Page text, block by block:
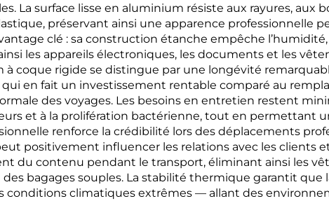
La surface lisse en aluminium résiste aux rayures, aux
préservant ainsi une apparence professionnelle
clé : sa construction étanche empêche
les appareils électroniques, les documents et les
coque rigide se distingue par une longévité
en fait un investissement rentable comparé au
des voyages. Les besoins en entretien restent
et à la prolifération bactérienne, tout en permettant
renforce la crédibilité lors des déplacements
positivement influencer les relations avec les clients
du contenu pendant le transport, éliminant ainsi les
bagages souples. La stabilité thermique garantit que
conditions climatiques extrêmes — allant des